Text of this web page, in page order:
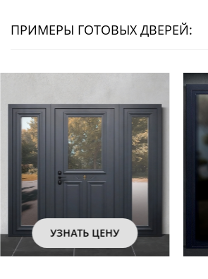
ПРИМЕРЫ ГОТОВЫХ ДВЕРЕЙ:
УЗНАТЬ ЦЕНУ